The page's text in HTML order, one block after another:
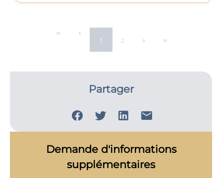
1 2
Partager
Demande d'informations
supplémentaires